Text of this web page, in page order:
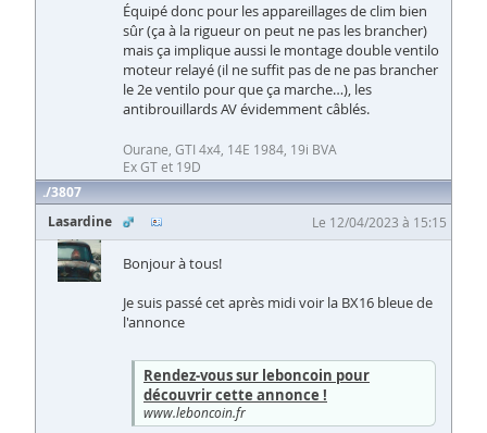
Équipé donc pour les appareillages de clim bien
sûr (ça à la rigueur on peut ne pas les brancher)
mais ça implique aussi le montage double ventilo
moteur relayé (il ne suffit pas de ne pas brancher
le 2e ventilo pour que ça marche…), les
antibrouillards AV évidemment câblés.
Ourane, GTI 4x4, 14E 1984, 19i BVA
Ex GT et 19D
3807
Lasardine
Le 12/04/2023 à 15:15
Bonjour à tous!
Je suis passé cet après midi voir la BX16 bleue de
l'annonce
Rendez-vous sur leboncoin pour
découvrir cette annonce !
www.leboncoin.fr